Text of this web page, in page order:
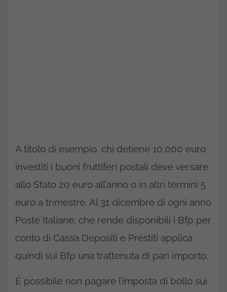
A titolo di esempio, chi detiene 10.000 euro
investiti i buoni fruttiferi postali deve versare
allo Stato 20 euro all’anno o in altri termini 5
euro a trimestre. Al 31 dicembre di ogni anno
Poste Italiane, che rende disponibili i Bfp per
conto di Cassa Depositi e Prestiti applica
quindi sui Bfp una trattenuta di pari importo.
È possibile non pagare l’imposta di bollo sui